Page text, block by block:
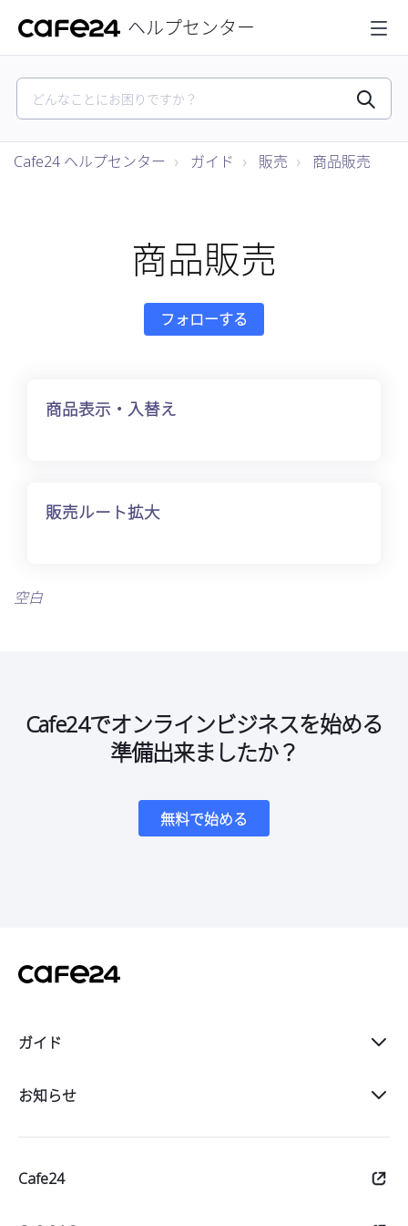
ヘルプセンター
Cafe24 ヘルプセンター ガイド 販売 商品販売
商品販売
フォローする
商品表示・入替え
販売ルート拡大
空白
Cafe24でオンラインビジネスを始める
準備出来ましたか？
無料で始める
ガイド
スタート
販売
運営
お知らせ
Cafe24